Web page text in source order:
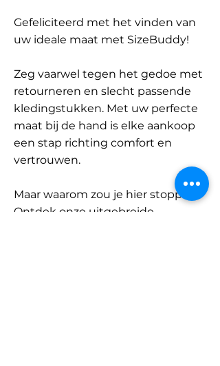
Gefeliciteerd met het vinden van
uw ideale maat met SizeBuddy!
Zeg vaarwel tegen het gedoe met
retourneren en slecht passende
kledingstukken. Met uw perfecte
maat bij de hand is elke aankoop
een stap richting comfort en
vertrouwen.
Maar waarom zou je hier stoppen?
Ontdek onze uitgebreide